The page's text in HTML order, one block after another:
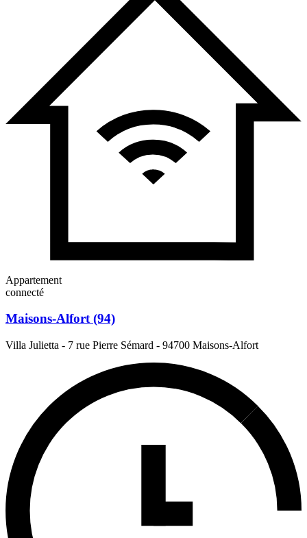
Appartement
connecté
Maisons-Alfort (94)
Villa Julietta - 7 rue Pierre Sémard - 94700 Maisons-Alfort